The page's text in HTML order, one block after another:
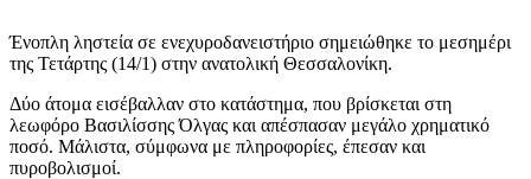
Ένοπλη ληστεία σε ενεχυροδανειστήριο σημειώθηκε το μεσημέρι
της Τετάρτης (14/1) στην ανατολική Θεσσαλονίκη.
Δύο άτομα εισέβαλλαν στο κατάστημα, που βρίσκεται στη
λεωφόρο Βασιλίσσης Όλγας και απέσπασαν μεγάλο χρηματικό
ποσό. Μάλιστα, σύμφωνα με πληροφορίες, έπεσαν και
πυροβολισμοί.